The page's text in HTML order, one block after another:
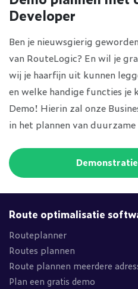
Developer
Ben je nieuwsgierig
van RouteLogic? En wil je
wij je haarfijn uit kunnen
en welke handige functies je
Demo! Hierin zal onze
in het plannen van
Route optimalisatie
Routeplanner
Routes plannen
Route plannen meerdere
Plan een gratis demo